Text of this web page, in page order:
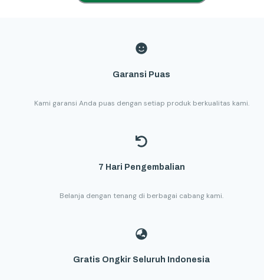
Garansi Puas
Kami garansi Anda puas dengan setiap produk berkualitas kami.
7 Hari Pengembalian
Belanja dengan tenang di berbagai cabang kami.
Gratis Ongkir Seluruh Indonesia